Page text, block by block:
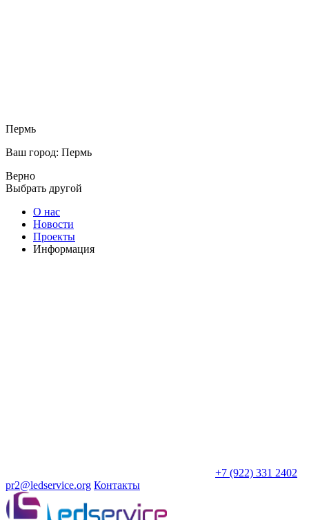
Пермь
Ваш город: Пермь
Верно
Выбрать другой
О нас
Новости
Проекты
Информация
+7 (922) 331 2402
pr2@ledservice.org Контакты